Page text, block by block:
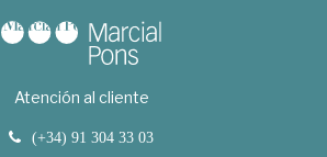
Atención al cliente
(+34) 91 304 33 03